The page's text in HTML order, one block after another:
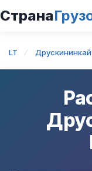
Страна
LT Друскининкай